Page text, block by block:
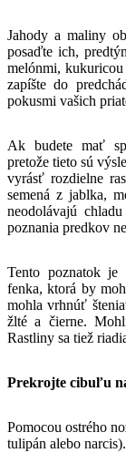
Jahody a maliny
posaďte ich,
melónmi,
zapíšte do
pokusmi vašich
Ak budete mať
pretože tieto sú
vyrásť rozdielne
semená z jablka,
neodolávajú
poznania predkov
Tento poznatok
fenka, ktorá by
mohla vrhnúť
žlté a čierne.
Rastliny sa tiež
Prekrojte cibuľu
Pomocou ostrého
tulipán alebo